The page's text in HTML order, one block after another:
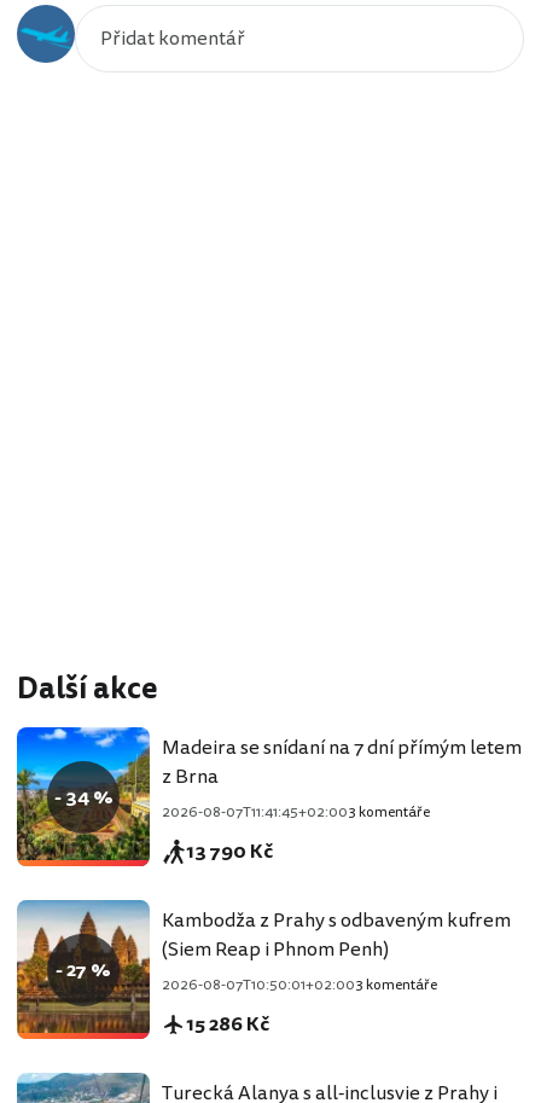
Další akce
- 34 %
Madeira se snídaní na 7 dní přímým letem
z Brna
2026-08-07T11:41:45+02:003 komentáře
13 790 Kč
- 27 %
Kambodža z Prahy s odbaveným kufrem
(Siem Reap i Phnom Penh)
2026-08-07T10:50:01+02:003 komentáře
15 286 Kč
Turecká Alanya s all-inclusvie z Prahy i